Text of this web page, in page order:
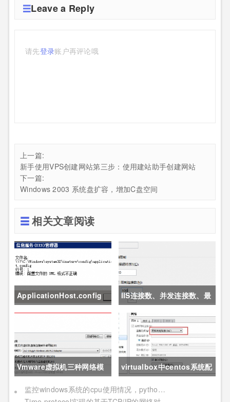
Leave a Reply
请先登录账户再评论哦
上一篇:
新手使用VPS创建网站第三步：使用建站助手创建网站
下一篇:
Windows 2003 系统盘扩容，增加C盘空间
相关文章阅读
ApplicationHost.config
文件被破坏导致IIS崩溃
IIS连接数、并发连接数、最
大并发工作线程数、应用程
序池的队列长度、应用程序
池的最大工作进程数详解
Vmware虚拟机三种网络模
式详解
virtualbox中centos系统配
置nat+host only上网
监控windows系统的cpu使用情况，python自动重启IIS